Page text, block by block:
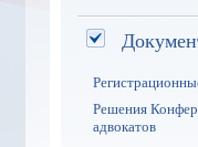
Решения
адвокатов